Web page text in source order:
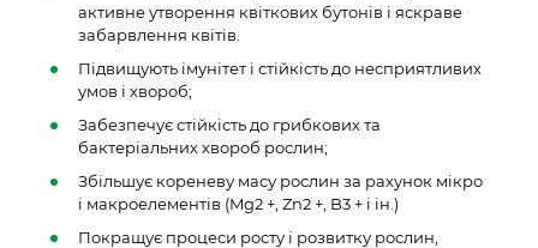
активне утворення квіткових бутонів і яскраве
забарвлення квітів.
Підвищують імунітет і стійкість до несприятливих
умов і хвороб;
Забезпечує стійкість до грибкових та
бактеріальних хвороб рослин;
Збільшує кореневу масу рослин за рахунок мікро
і макроелементів (Mg2 +, Zn2 +, B3 + і ін.)
Покращує процеси росту і розвитку рослин,